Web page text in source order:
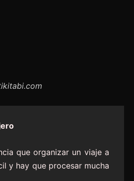
que organizar un viaje a
y hay que procesar mucha